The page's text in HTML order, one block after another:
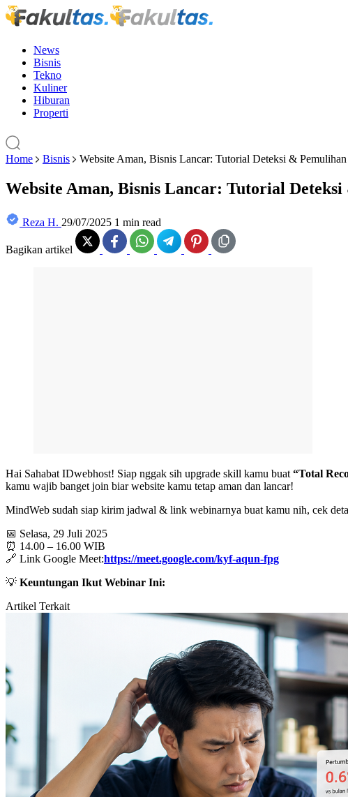
News
Bisnis
Tekno
Kuliner
Hiburan
Properti
Home Bisnis Website Aman, Bisnis Lancar: Tutorial Deteksi &
Website Aman, Bisnis Lancar: Tutorial
Reza H. 29/07/2025 1 min read
Bagikan artikel
Hai Sahabat IDwebhost! Siap nggak sih upgrade skill kamu buat “Total
kamu wajib banget join biar website kamu tetap aman dan lancar!
MindWeb sudah siap kirim jadwal & link webinarnya buat kamu nih, cek
📅 Selasa, 29 Juli 2025
⏰ 14.00 – 16.00 WIB
🔗 Link Google Meet:https://meet.google.com/kyf-aqun-fpg
💡 Keuntungan Ikut Webinar Ini:
Artikel Terkait